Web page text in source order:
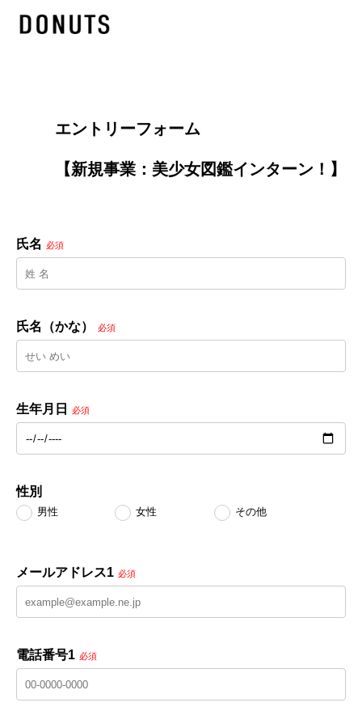
        エントリーフォーム
氏名 必須
氏名（かな） 必須
生年月日 必須
性別
男性 女性 その他
メールアドレス1 必須
電話番号1 必須